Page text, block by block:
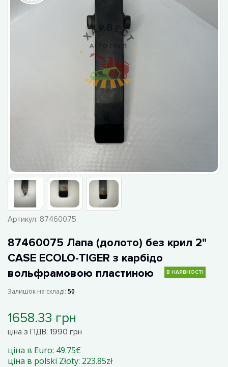
Артикул: 87460075
87460075 Лапа (долото) без крил 2"
CASE ECOLO-TIGER з карбідо
вольфрамовою пластиною
В НАЯВНОСТІ
Залишок на складі: 50
1658.33 грн
ціна з ПДВ: 1990 грн
ціна в Euro: 49.75€
ціна в polski Złoty: 223.85zł